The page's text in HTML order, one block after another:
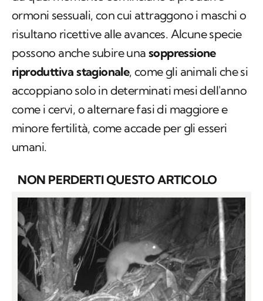
ormoni sessuali, con cui attraggono i maschi o
risultano ricettive alle avances. Alcune specie
possono anche subire una soppressione
riproduttiva stagionale, come gli animali che si
accoppiano solo in determinati mesi dell'anno
come i cervi, o alternare fasi di maggiore e
minore fertilità, come accade per gli esseri
umani.
NON PERDERTI QUESTO ARTICOLO